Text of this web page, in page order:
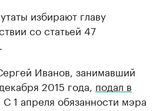
бизнеса на РБК
и развивайте личные
избирают главу
со статьей 47
Иванов, занимавший
2015 года, подал в
1 апреля обязанности мэра